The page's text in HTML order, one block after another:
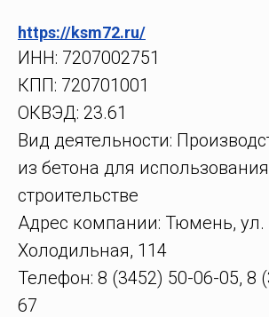
https://ksm72.ru/
ИНН: 7207002751
КПП: 720701001
ОКВЭД: 23.61
Вид деятельности:
из бетона для
строительстве
Адрес компании: Тюмень, ул.
Холодильная, 114
Телефон: 8 (3452) 50-06-05, 8
67